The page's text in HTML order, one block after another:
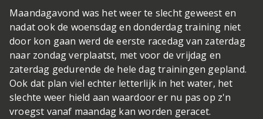
Maandagavond was het weer te slecht geweest en
nadat ook de woensdag en donderdag training niet
door kon gaan werd de eerste racedag van zaterdag
naar zondag verplaatst, met voor de vrijdag en
zaterdag gedurende de hele dag trainingen gepland.
Ook dat plan viel echter letterlijk in het water, het
slechte weer hield aan waardoor er nu pas op z'n
vroegst vanaf maandag kan worden geracet.